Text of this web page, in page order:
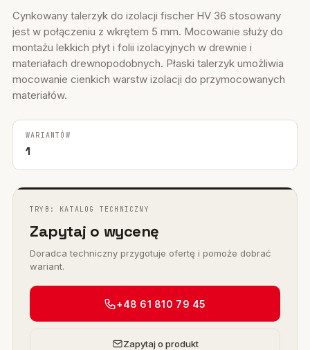
Systemy fasadowe
Cynkowany talerzyk do izolacji fischer HV 36 stosowany
jest w połączeniu z wkrętem 5 mm. Mocowanie służy do
montażu lekkich płyt i folii izolacyjnych w drewnie i
materiałach drewnopodobnych. Płaski talerzyk umożliwia
mocowanie cienkich warstw izolacji do przymocowanych
materiałów.
WARIANTÓW
1
TRYB: KATALOG TECHNICZNY
Zapytaj o wycenę
Doradca techniczny przygotuje ofertę i pomoże dobrać
wariant.
+48 61 810 79 45
Zapytaj o produkt